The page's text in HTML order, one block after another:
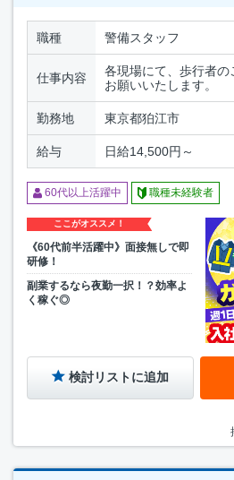
職種 警備スタッフ
仕事内容
各現場にて、歩行者
お願いいたします。
勤務地 東京都狛江市
給与 日給14,500円～
60代以上活躍中 職種未経験者
ここがオススメ！
《60代前半活躍中》面接無しで即
研修！
副業するなら夜勤一択！？効率よ
く稼ぐ◎
検討リストに追加